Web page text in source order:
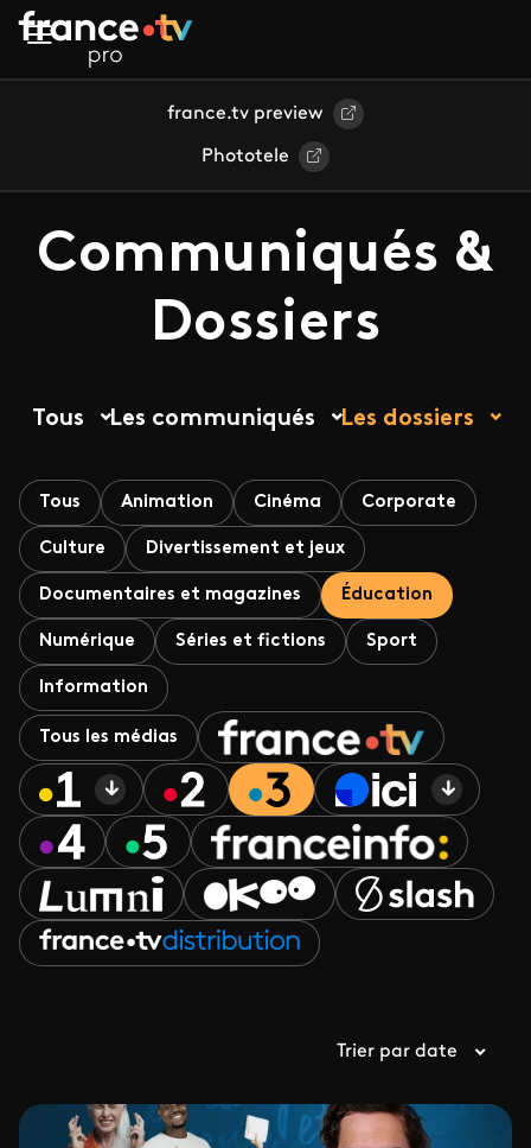
Aller au contenu principal
france.tv preview
Phototele
Communiqués &
Dossiers
Tous Les communiqués Les dossiers
Tous Animation Cinéma Corporate
Culture Divertissement et jeux
Documentaires et magazines Éducation
Numérique Séries et fictions Sport
Information
Tous les médias
Trier par date